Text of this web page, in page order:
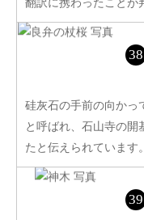
翻訳に携わったことが
硅灰石の手前の向かっ
と呼ばれ、石山寺の開
たと伝えられています。